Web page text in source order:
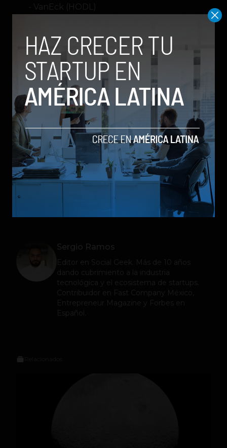
VanEck (HODL)
Grayscale (GBTC)
Bitwise (BITB)
Hashdex (DEFI)
BlackRock (IBIT)
Valkyrie (BRRR)
acciones bitcoinEFTMercado
Sergio Ramos
Editor en Social Geek
. Más de 10 años
dando cubrimiento a la industria
tecnológica y el ecosistema de startups.
Contribuidor en Fast Company México,
Entrepreneur Magazine y Forbes en
Español.